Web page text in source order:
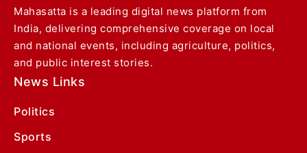
Mahasatta is a leading digital news platform from
India, delivering comprehensive coverage on local
and national events, including agriculture, politics,
and public interest stories.
News Links
Politics
Sports